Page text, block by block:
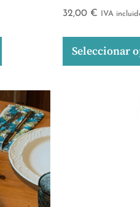
32,00 € IVA
Seleccionar